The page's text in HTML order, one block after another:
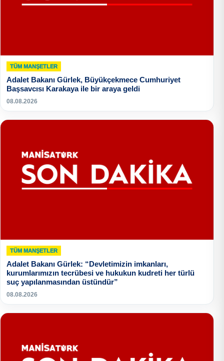
TÜM MANŞETLER
Adalet Bakanı Gürlek, Büyükçekmece Cumhuriyet
Başsavcısı Karakaya ile bir araya geldi
08.08.2026
TÜM MANŞETLER
Adalet Bakanı Gürlek: “Devletimizin imkanları,
kurumlarımızın tecrübesi ve hukukun kudreti her türlü
suç yapılanmasından üstündür”
08.08.2026